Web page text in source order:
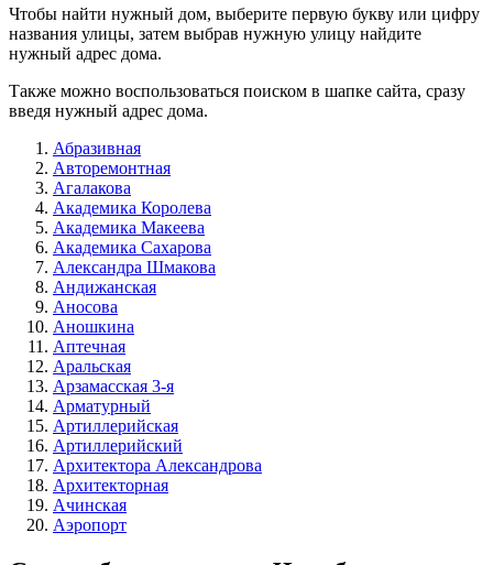
Чтобы найти нужный дом, выберите первую букву или цифру
названия улицы, затем выбрав нужную улицу найдите
нужный адрес дома.
Также можно воспользоваться поиском в шапке сайта, сразу
введя нужный адрес дома.
Абразивная
Авторемонтная
Агалакова
Академика Королева
Академика Макеева
Академика Сахарова
Александра Шмакова
Андижанская
Аносова
Аношкина
Аптечная
Аральская
Арзамасская 3-я
Арматурный
Артиллерийская
Артиллерийский
Архитектора Александрова
Архитекторная
Ачинская
Аэропорт